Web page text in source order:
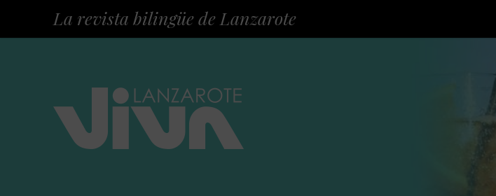
La revista bilingüe de Lanzarote